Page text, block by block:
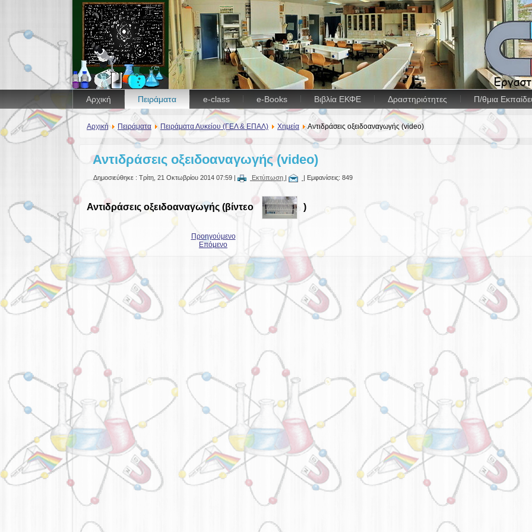
Αρχική Πειράματα e-class e-Books Βιβλία ΕΚΦΕ Δραστηριότητες Π/θμια
Αρχική Πειράματα Πειράματα Λυκείου (ΓΕΛ & ΕΠΑΛ) Χημεία Αντιδράσεις οξειδοαναγωγής (video)
Αντιδράσεις οξειδοαναγωγής (video)
Δημοσιεύθηκε : Τρίτη, 21 Οκτωβρίου 2014 07:59 | Εκτύπωση | | Εμφανίσεις: 849
Αντιδράσεις οξειδοαναγωγής (βίντεο )
Προηγούμενο
Επόμενο